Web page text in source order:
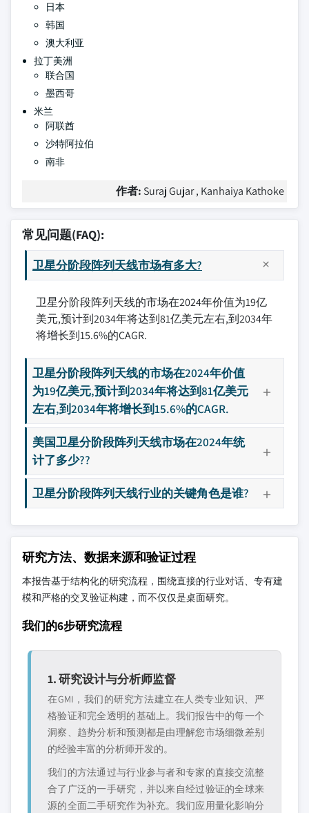
日本
韩国
澳大利亚
拉丁美洲
联合国
墨西哥
米兰
阿联酋
沙特阿拉伯
南非
作者: Suraj Gujar , Kanhaiya Kathoke
常见问题(FAQ):
卫星分阶段阵列天线市场有多大?
卫星分阶段阵列天线的市场在2024年价值为19亿
美元,预计到2034年将达到81亿美元左右,到2034年
将增长到15.6%的CAGR.
卫星分阶段阵列天线的市场在2024年价值
为19亿美元,预计到2034年将达到81亿美元
左右,到2034年将增长到15.6%的CAGR.
美国卫星分阶段阵列天线市场在2024年统
计了多少??
卫星分阶段阵列天线行业的关键角色是谁?
研究方法、数据来源和验证过程
本报告基于结构化的研究流程，围绕直接的行业对话、专有建
模和严格的交叉验证构建，而不仅仅是桌面研究。
我们的6步研究流程
1. 研究设计与分析师监督
在GMI，我们的研究方法建立在人类专业知识、严
格验证和完全透明的基础上。我们报告中的每一个
洞察、趋势分析和预测都是由理解您市场细微差别
的经验丰富的分析师开发的。
我们的方法通过与行业参与者和专家的直接交流整
合了广泛的一手研究，并以来自经过验证的全球来
源的全面二手研究作为补充。我们应用量化影响分